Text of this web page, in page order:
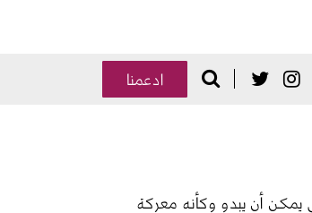
Social
Search
Donate
ادعمنا
يمكن أن يبدو وكأنه معركة